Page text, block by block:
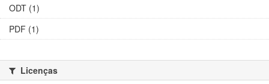
ODT (1)
PDF (1)
Licenças